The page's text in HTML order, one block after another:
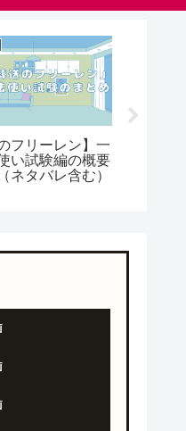
号室】百鬼夜
タバレ！最終
考察！